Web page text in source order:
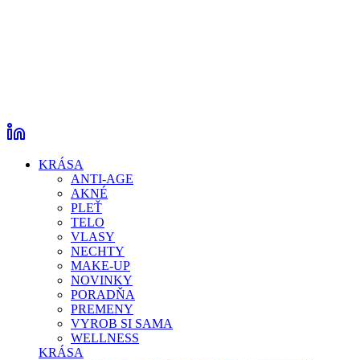
KRÁSA
ANTI-AGE
AKNÉ
PLEŤ
TELO
VLASY
NECHTY
MAKE-UP
NOVINKY
PORADŇA
PREMENY
VYROB SI SAMA
WELLNESS
KRÁSA